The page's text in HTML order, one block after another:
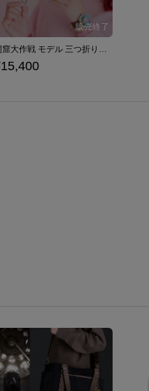
洞窟大作戦 モデル 三つ折り財布 『星のカービィ スーパーデラックス』 （ 2024Ver. ）